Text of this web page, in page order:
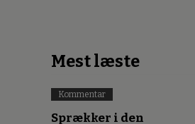
Mest læste
Kommentar
Sprækker i den